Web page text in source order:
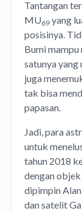
Tantangan
MU69 yang
posisinya.
Bumi mampu
satunya
juga
tak bisa
papasan.
Jadi, para
untuk
tahun 2018
dengan
dipimpin
dan satelit